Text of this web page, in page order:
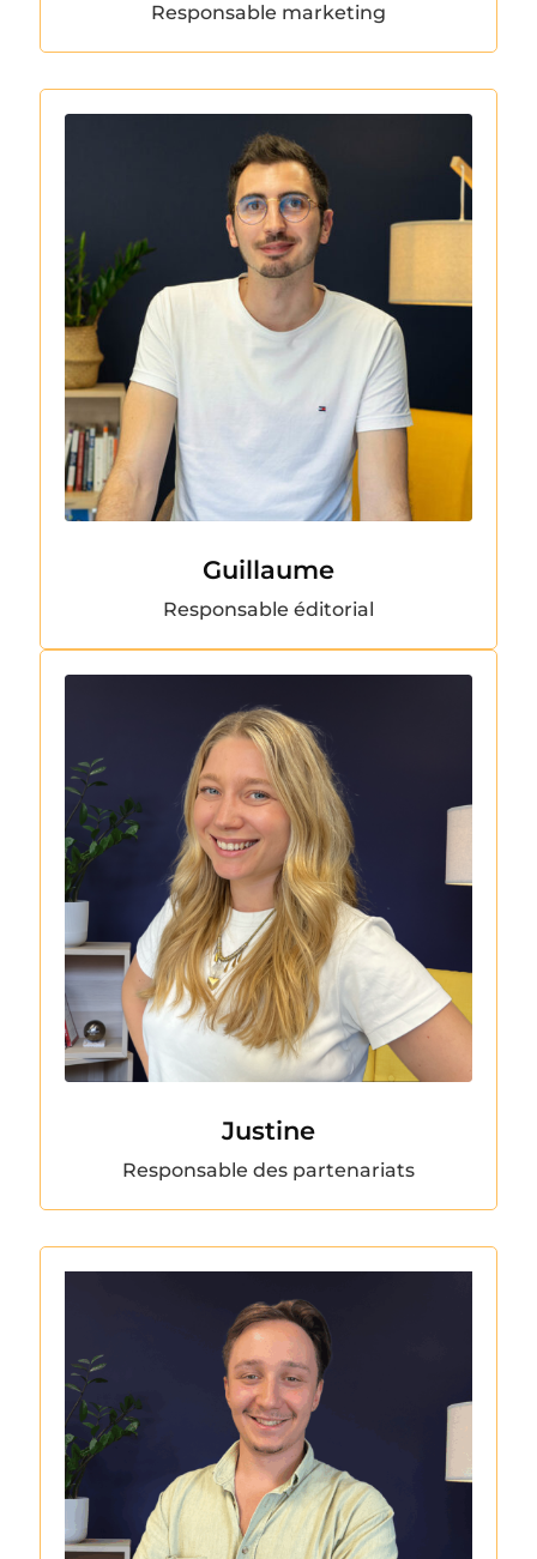
Responsable marketing
Guillaume
Responsable éditorial
Justine
Responsable des partenariats